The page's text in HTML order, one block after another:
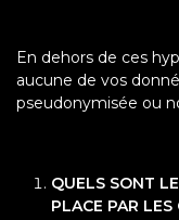
En dehors de ces
aucune de vos
pseudonymisée ou
QUELS SONT
PLACE PAR LES